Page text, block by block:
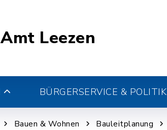
Amt Leezen
BÜRGERSERVICE & POLITIK
Bauen & Wohnen Bauleitplanung